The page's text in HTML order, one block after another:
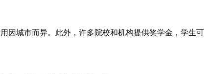
因城市而异。此外，许多院校和机构提供奖学金，学生可